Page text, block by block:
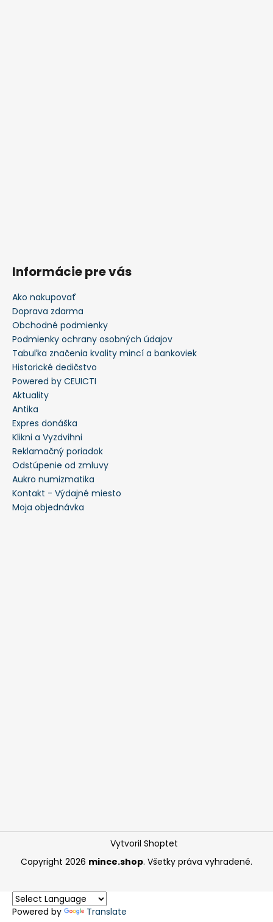
Informácie pre vás
Ako nakupovať
Doprava zdarma
Obchodné podmienky
Podmienky ochrany osobných údajov
Tabuľka značenia kvality mincí a bankoviek
Historické dedičstvo
Powered by CEUICTI
Aktuality
Antika
Expres donáška
Klikni a Vyzdvihni
Reklamačný poriadok
Odstúpenie od zmluvy
Aukro numizmatika
Kontakt - Výdajné miesto
Moja objednávka
Vytvoril Shoptet
Copyright 2026 mince.shop. Všetky práva vyhradené.
Powered by Translate